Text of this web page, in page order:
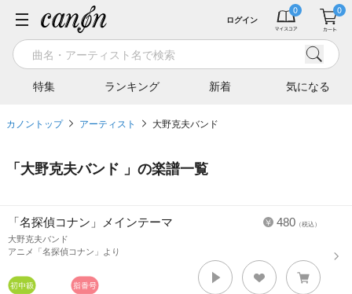
特集 ランキング 新着 気になる
ログイン
カノントップ アーティスト 大野克夫バンド
「 大野克夫バンド 」の楽譜一覧
480 （税込）
「名探偵コナン」メインテーマ
大野克夫バンド
アニメ「名探偵コナン」より